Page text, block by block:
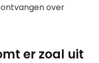
over
er zoal uit